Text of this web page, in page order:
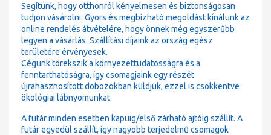
Segítünk, hogy otthonról kényelmesen és biztonságosan
tudjon vásárolni. Gyors és megbízható megoldást kínálunk az
online rendelés átvételére, hogy önnek még egyszerűbb
legyen a vásárlás. Szállítási díjaink az ország egész
területére érvényesek.
Cégünk törekszik a környezettudatosságra és a
fenntarthatóságra, így csomagjaink egy részét
újrahasznosított dobozokban küldjük, ezzel is csökkentve
ökológiai lábnyomunkat.
A futár minden esetben kapuig/első zárható ajtóig szállít. A
futár egyedül szállít, így nagyobb terjedelmű csomagok